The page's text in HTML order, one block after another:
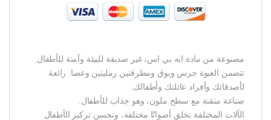
مصنوعة من مادة ايه بي اس، غير صديقة للبيئة وآمنة للأطفال.
تتضمن العبوة جرس وبوق ومطرقتين رمليتين وعصا. رائعة
لأصدقائك وأفراد عائلتك وأطفالك.
صناعة متقنة مع سطح ملون، وهو جذاب للأطفال.
الآلات المختلفة تخلق أصواتًا مختلفة، وتحسن تركيز الأطفال